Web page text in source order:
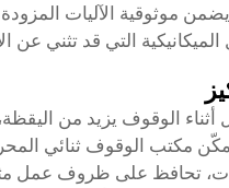
موثوقية الآليات
التي قد تثني عن
الوقوف يزيد من
مكتب الوقوف ثنائي
تحافظ على ظروف عمل